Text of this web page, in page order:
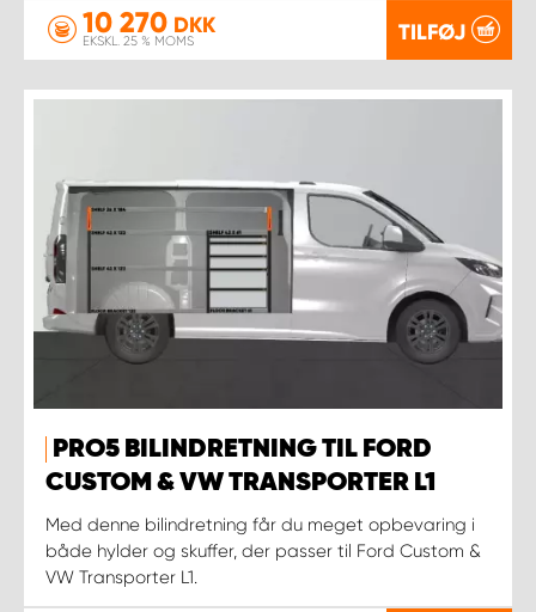
10 270 DKK
EKSKL. 25 % MOMS TILFØJ
PRO5 BILINDRETNING TIL FORD
CUSTOM & VW TRANSPORTER L1
Med denne bilindretning får du meget opbevaring i
både hylder og skuffer, der passer til Ford Custom &
VW Transporter L1.